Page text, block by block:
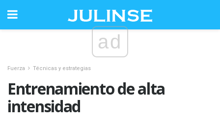
ad
Fuerza Técnicas y estrategias
Entrenamiento de alta
intensidad